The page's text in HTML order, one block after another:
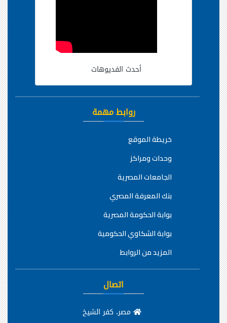
أحدث الفديوهات
روابط مهمة
خريطة الموقع
وحدات ومراكز
الجامعات المصرية
بنك المعرفة المصري
بوابة الحكومة المصرية
بوابة الشكاوي الحكومية
المزيد من الروابط
اتصال
مصر، كفر الشيخ